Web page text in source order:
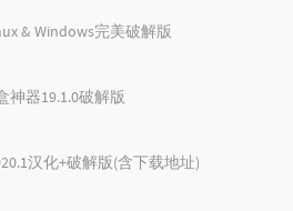
& Windows完美破解版
神器19.1.0破解版
汉化+破解版(含下载地址)